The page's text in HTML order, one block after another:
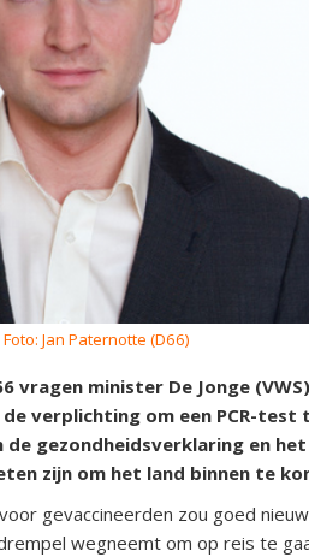
Jan Paternotte (D66)
vragen minister De Jonge
verplichting om een PCR-test
gezondheidsverklaring en
zijn om het land binnen te
gevaccineerden zou goed
wegneemt om op reis te